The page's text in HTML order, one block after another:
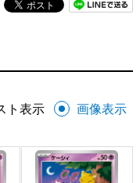
ト表示 画像表示